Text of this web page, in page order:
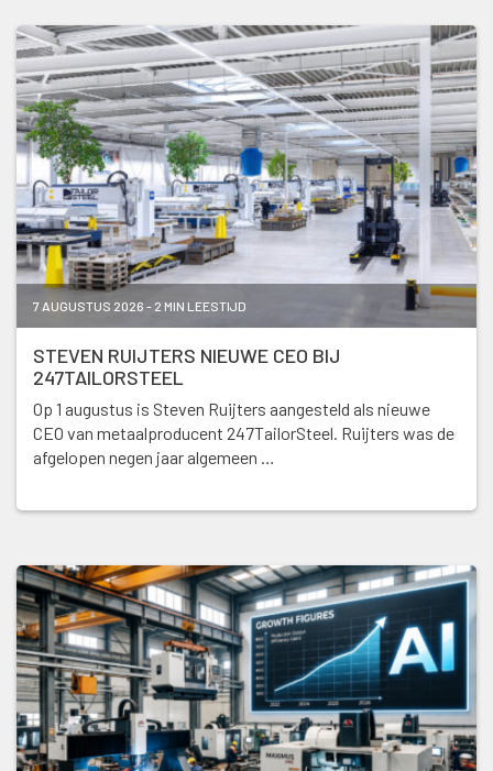
7 AUGUSTUS 2026 - 2 MIN LEESTIJD
STEVEN RUIJTERS NIEUWE CEO BIJ
247TAILORSTEEL
Op 1 augustus is Steven Ruijters aangesteld als nieuwe
CEO van metaalproducent 247TailorSteel. Ruijters was de
afgelopen negen jaar algemeen …